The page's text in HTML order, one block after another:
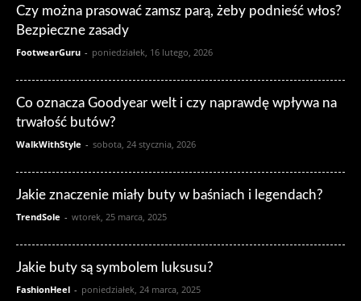
Czy można prasować zamsz parą, żeby podnieść włos?
Bezpieczne zasady
FootwearGuru - poniedziałek, 16 lutego, 2026
Co oznacza Goodyear welt i czy naprawdę wpływa na
trwałość butów?
WalkWithStyle - sobota, 24 stycznia, 2026
Jakie znaczenie miały buty w baśniach i legendach?
TrendSole - wtorek, 25 marca, 2025
Jakie buty są symbolem luksusu?
FashionHeel - poniedziałek, 24 marca, 2025